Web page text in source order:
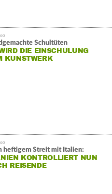
Schultüten
DIE EINSCHULUNG
KUNSTWERK
heftigem Streit mit Italien:
KONTROLLIERT NUN
REISENDE